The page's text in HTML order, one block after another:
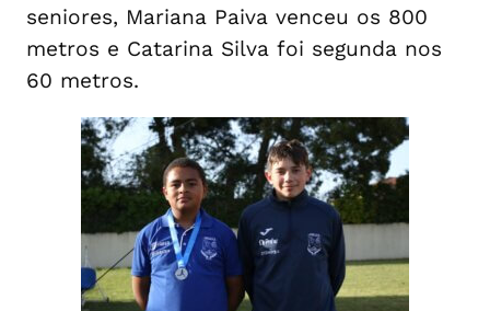
seniores, Mariana Paiva venceu os 800
metros e Catarina Silva foi segunda nos
60 metros.